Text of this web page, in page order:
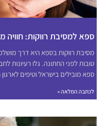
ספא למסיבת רווקות:
מסיבת רווקות בספא היא דרך
טובות לפני החתונה. גלו רעיונות
ספא מובילים בישראל וטיפים
לכתבה המלאה »